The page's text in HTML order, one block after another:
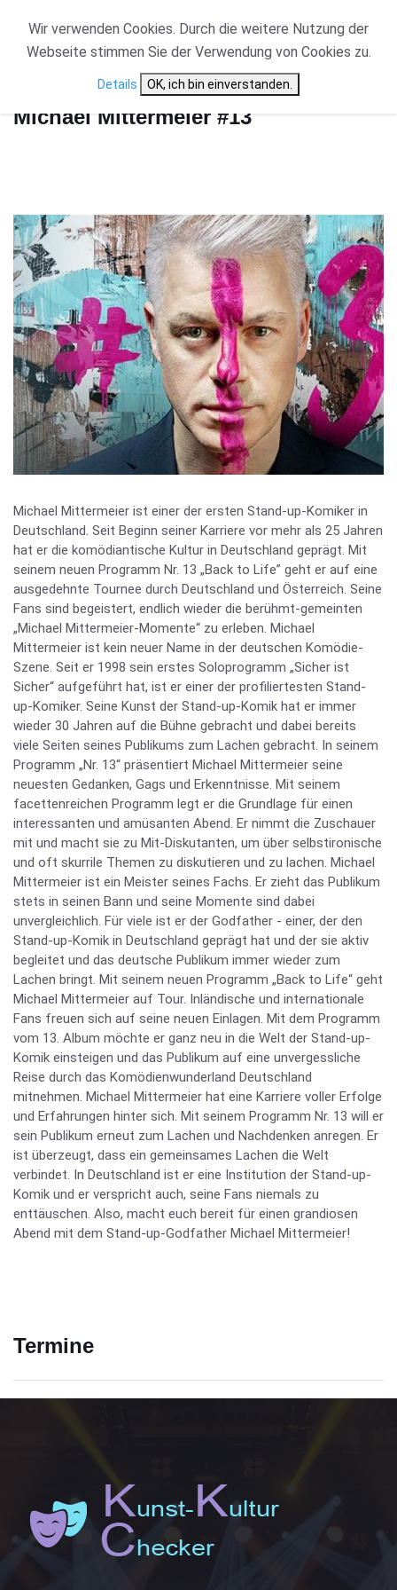
Michael Mittermeier #13
Michael Mittermeier #13
Michael Mittermeier ist einer der ersten Stand-up-Komiker in
Deutschland. Seit Beginn seiner Karriere vor mehr als 25 Jahren
hat er die komödiantische Kultur in Deutschland geprägt. Mit
seinem neuen Programm Nr. 13 „Back to Life” geht er auf eine
ausgedehnte Tournee durch Deutschland und Österreich. Seine
Fans sind begeistert, endlich wieder die berühmt-gemeinten
„Michael Mittermeier-Momente“ zu erleben. Michael
Mittermeier ist kein neuer Name in der deutschen Komödie-
Szene. Seit er 1998 sein erstes Soloprogramm „Sicher ist
Sicher“ aufgeführt hat, ist er einer der profiliertesten Stand-
up-Komiker. Seine Kunst der Stand-up-Komik hat er immer
wieder 30 Jahren auf die Bühne gebracht und dabei bereits
viele Seiten seines Publikums zum Lachen gebracht. In seinem
Programm „Nr. 13“ präsentiert Michael Mittermeier seine
neuesten Gedanken, Gags und Erkenntnisse. Mit seinem
facettenreichen Programm legt er die Grundlage für einen
interessanten und amüsanten Abend. Er nimmt die Zuschauer
mit und macht sie zu Mit-Diskutanten, um über selbstironische
und oft skurrile Themen zu diskutieren und zu lachen. Michael
Mittermeier ist ein Meister seines Fachs. Er zieht das Publikum
stets in seinen Bann und seine Momente sind dabei
unvergleichlich. Für viele ist er der Godfather - einer, der den
Stand-up-Komik in Deutschland geprägt hat und der sie aktiv
begleitet und das deutsche Publikum immer wieder zum
Lachen bringt. Mit seinem neuen Programm „Back to Life“ geht
Michael Mittermeier auf Tour. Inländische und internationale
Fans freuen sich auf seine neuen Einlagen. Mit dem Programm
vom 13. Album möchte er ganz neu in die Welt der Stand-up-
Komik einsteigen und das Publikum auf eine unvergessliche
Reise durch das Komödienwunderland Deutschland
mitnehmen. Michael Mittermeier hat eine Karriere voller Erfolge
und Erfahrungen hinter sich. Mit seinem Programm Nr. 13 will er
sein Publikum erneut zum Lachen und Nachdenken anregen. Er
ist überzeugt, dass ein gemeinsames Lachen die Welt
verbindet. In Deutschland ist er eine Institution der Stand-up-
Komik und er verspricht auch, seine Fans niemals zu
enttäuschen. Also, macht euch bereit für einen grandiosen
Abend mit dem Stand-up-Godfather Michael Mittermeier!
Termine
Wir verwenden Cookies. Durch die weitere Nutzung der
Webseite stimmen Sie der Verwendung von Cookies zu.
Details OK, ich bin einverstanden.